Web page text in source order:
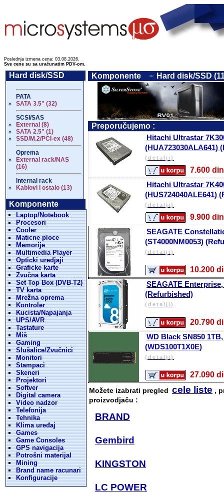
Poslednja izmena cena: 03.08.2026.
Sve cene su sa uračunatim PDV-om.
Hard disk/SSD
PATA
SATA 3.5" (32)
SCSI/SAS
External (8)
SATA 2.5" (1)
SSD/M.2/PCI-ex (48)
Oprema
External rack/NAS
(16)
Internal rack
Kablovi i ostalo (13)
Komponente
Laptop/Notebook
Procesori
Cooler
Maticne ploce
Memorije
Multimedia Player
Opticki uredjaji
Graficke karte
Zvučna karta
Set Top Box (DVB-T2)
TV karta
Mrežna oprema
Kontroler
Kucista/Napajanja
UPS/AVR
Tastature
Miš
Gaming
Slušalice/Zvučnici
Monitori
Stampaci
Skeneri
Projektori
Softver
Digital camera
Video nadzor
Telefonija
Tehnika
Klima uređaj
Games
Game Consoles
GPS navigacija
Potrošni materijal
Mining
Brand name racunari
Konfiguracije
Komponente Hard disk/SSD
Preporučujemo :
Hitachi Ultrastar
(HUA723030ALA641)
(detalji)
7.600
Hitachi Ultrastar
(HUS724040ALE641)
(detalji)
9.900
SEAGATE
(ST4000NM0053)
(detalji)
SEAGATE Enterprise,
(Refurbished)
(detalji)
WD Black SN850
(WDS100T1X0E)
(detalji)
Možete izabrati pregled cele liste ,
proizvodjaču :
BRAND
Gembird
KINGSTON
LC POWER